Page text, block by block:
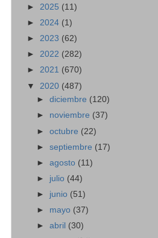
► 2025 (11)
► 2024 (1)
► 2023 (62)
► 2022 (282)
► 2021 (670)
▼ 2020 (487)
►diciembre (120)
► noviembre (37)
►octubre (22)
►septiembre (17)
►agosto (11)
► julio (44)
► junio (51)
► mayo (37)
►abril (30)